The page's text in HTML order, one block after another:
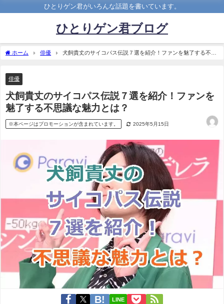
ひとりゲン君がいろんな話題を書いています。
ひとりゲン君ブログ
ホーム 俳優
犬飼貴丈のサイコパス伝説７選を紹介！ファンを魅了する不思
俳優
犬飼貴丈のサイコパス伝説７選を紹介！ファンを
魅了する不思議な魅力とは？
※本ページはプロモーションが含まれています。 2025年5月15日
LINE